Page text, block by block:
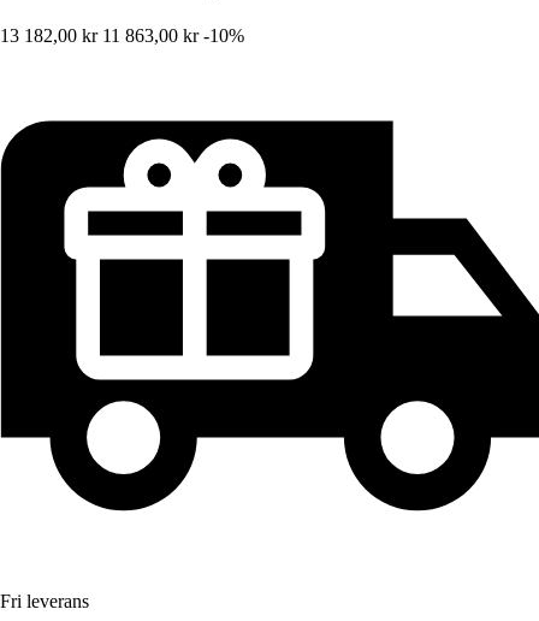
13 182,00 kr 11 863,00 kr -10%
Fri leverans